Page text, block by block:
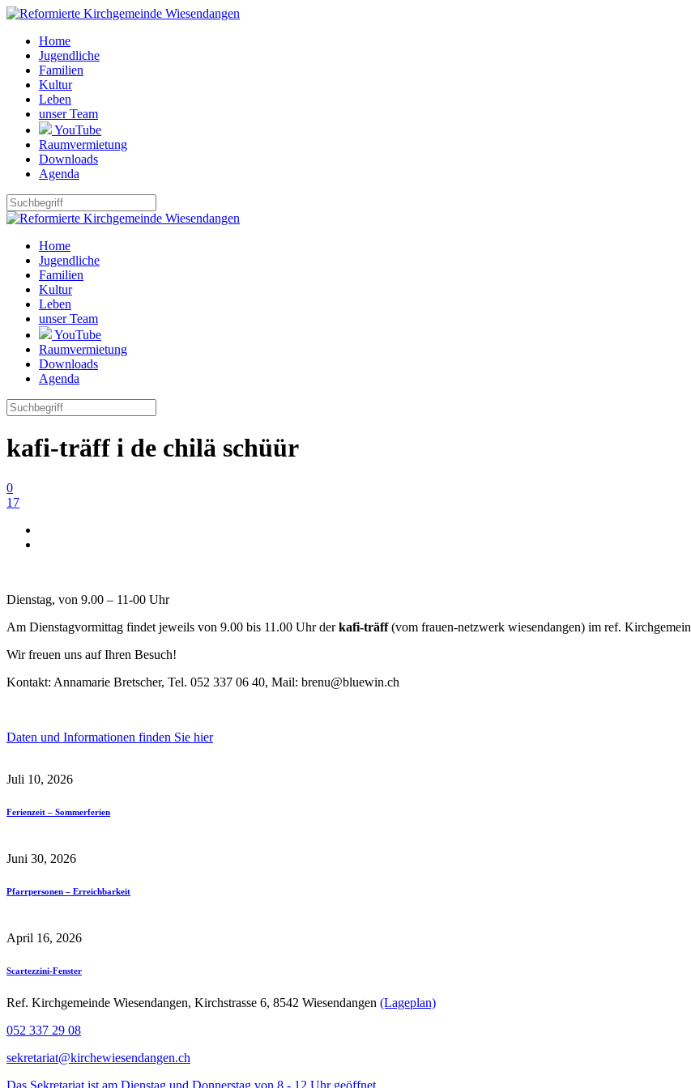
Home
Jugendliche
Familien
Kultur
Leben
unser Team
YouTube
Raumvermietung
Downloads
Agenda
Home
Jugendliche
Familien
Kultur
Leben
unser Team
YouTube
Raumvermietung
Downloads
Agenda
kafi-träff i de chilä schüür
0
17
Dienstag, von 9.00 – 11-00 Uhr
Am Dienstagvormittag findet jeweils von 9.00 bis 11.00 Uhr derkafi-träff(vom frauen-netzwerk wiesendangen) im ref.
Wir freuen uns auf Ihren Besuch!
Kontakt: Annamarie Bretscher, Tel. 052 337 06 40, Mail: brenu@bluewin.ch
Daten und Informationen finden Sie hier
Juli 10, 2026
Ferienzeit – Sommerferien
Juni 30, 2026
Pfarrpersonen – Erreichbarkeit
April 16, 2026
Scartezzini-Fenster
Ref. Kirchgemeinde Wiesendangen, Kirchstrasse 6, 8542 Wiesendangen (Lageplan)
052 337 29 08
sekretariat@kirchewiesendangen.ch
Das Sekretariat ist am Dienstag und Donnerstag von 8 - 12 Uhr geöffnet